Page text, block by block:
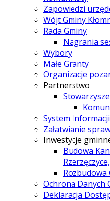
Zapowiedzi
Wójt Gminy
Rada Gminy
Nagrania
Wybory
Małe Granty
Organizacje
Partnerstwo
System
Załatwianie
Inwestycje
Budowa
Ochrona Danych
Deklaracja